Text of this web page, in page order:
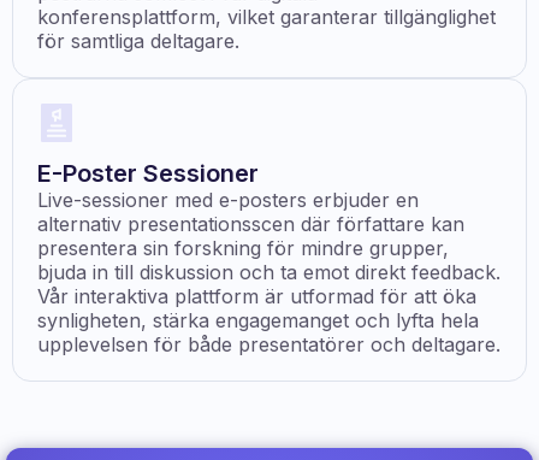
konferensplattform, vilket garanterar tillgänglighet
för samtliga deltagare.
E-Poster Sessioner
Live-sessioner med e-posters erbjuder en
alternativ presentationsscen där författare kan
presentera sin forskning för mindre grupper,
bjuda in till diskussion och ta emot direkt feedback.
Vår interaktiva plattform är utformad för att öka
synligheten, stärka engagemanget och lyfta hela
upplevelsen för både presentatörer och deltagare.